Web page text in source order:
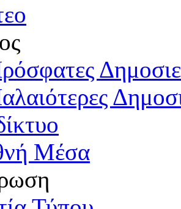
Μέσα